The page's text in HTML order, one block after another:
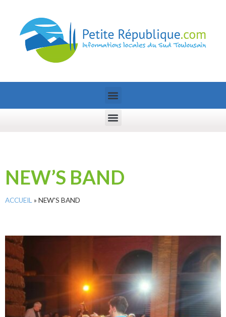
NEW’S BAND
ACCUEIL » NEW'S BAND